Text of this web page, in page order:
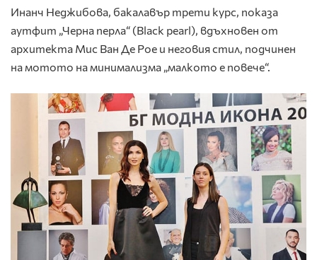
Инанч Неджибова, бакалавър трети курс, показа
аутфит „Черна перла“ (Black pearl), вдъхновен от
архитекта Мис Ван Де Рое и неговия стил, подчинен
на мотото на минимализма „малкото е повече“.